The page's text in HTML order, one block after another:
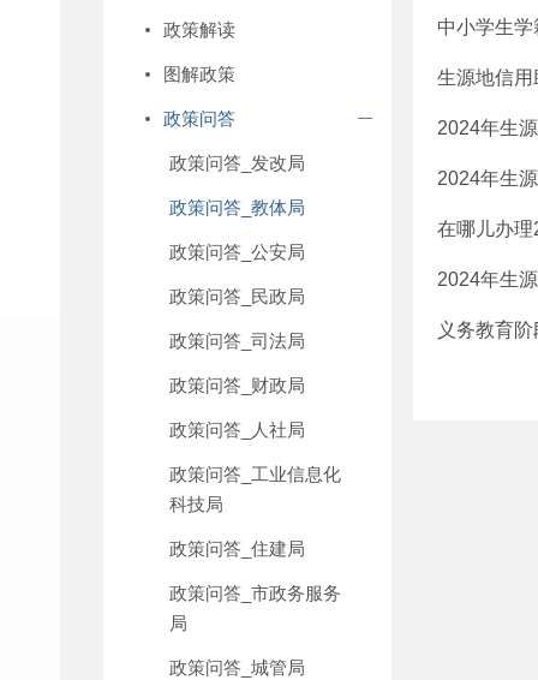
政策解读
图解政策
政策问答
政策问答_发改局
政策问答_教体局
政策问答_公安局
政策问答_民政局
政策问答_司法局
政策问答_财政局
政策问答_人社局
政策问答_工业信息化
科技局
政策问答_住建局
政策问答_市政务服务
局
政策问答_城管局
中小学生
生源地信
2024年生
2024年生
在哪儿办
2024年生
义务教育阶